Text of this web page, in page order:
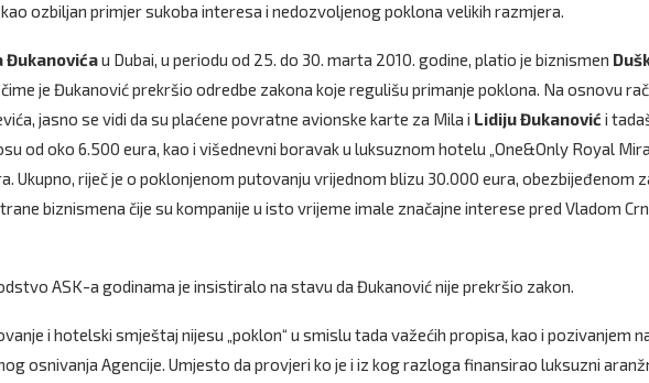
ozbiljan primjer sukoba interesa i nedozvoljenog poklona velikih razmjera.
Đukanovićau Dubai, u periodu od 25. do 30. marta 2010. godine, platio je biznismen
je Đukanović prekršio odredbe zakona koje regulišu primanje poklona. Na osnovu
jasno se vidi da su plaćene povratne avionske karte za Mila i Lidiju Đukanović i
od oko 6.500 eura, kao i višednevni boravak u luksuznom hotelu „One&Only Royal
Ukupno, riječ je o poklonjenom putovanju vrijednom blizu 30.000 eura, obezbijeđenom
biznismena čije su kompanije u isto vrijeme imale značajne interese pred Vladom
ASK-a godinama je insistiralo na stavu da Đukanović nije prekršio zakon.
i hotelski smještaj nijesu „poklon“ u smislu tada važećih propisa, kao i pozivanjem
osnivanja Agencije. Umjesto da provjeri ko je i iz kog razloga finansirao luksuzni